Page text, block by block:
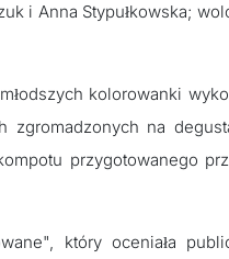
i Anna Stypułkowska;
kolorowanki
na
przygotowanego
który oceniała